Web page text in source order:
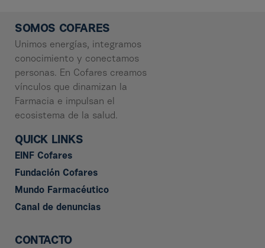
SOMOS COFARES
Unimos energías, integramos
conocimiento y conectamos
personas. En Cofares creamos
vínculos que dinamizan la
Farmacia e impulsan el
ecosistema de la salud.
QUICK LINKS
EINF Cofares
Fundación Cofares
Mundo Farmacéutico
Canal de denuncias
CONTACTO